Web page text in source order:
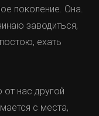
поколение. Она.
заводиться,
ехать
нас другой
с места,